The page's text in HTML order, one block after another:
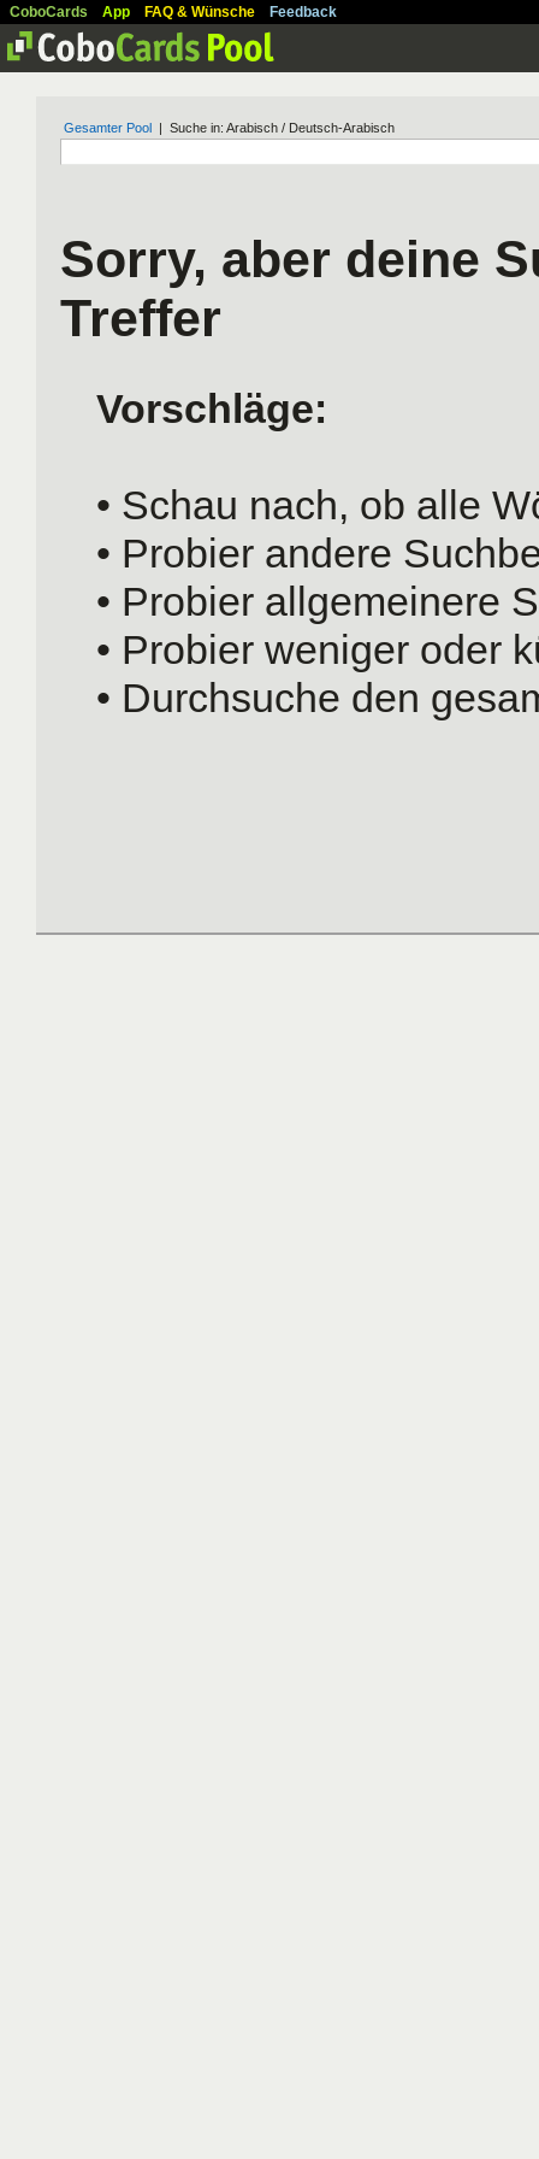
CoboCards App FAQ & Wünsche Feedback
Gesamter Pool | Suche in: Arabisch / Deutsch-Arabisch
Sorry, aber deine
Treffer
Vorschläge:
• Schau nach, ob alle
• Probier andere
• Probier allgemeinere
• Probier weniger oder
• Durchsuche den